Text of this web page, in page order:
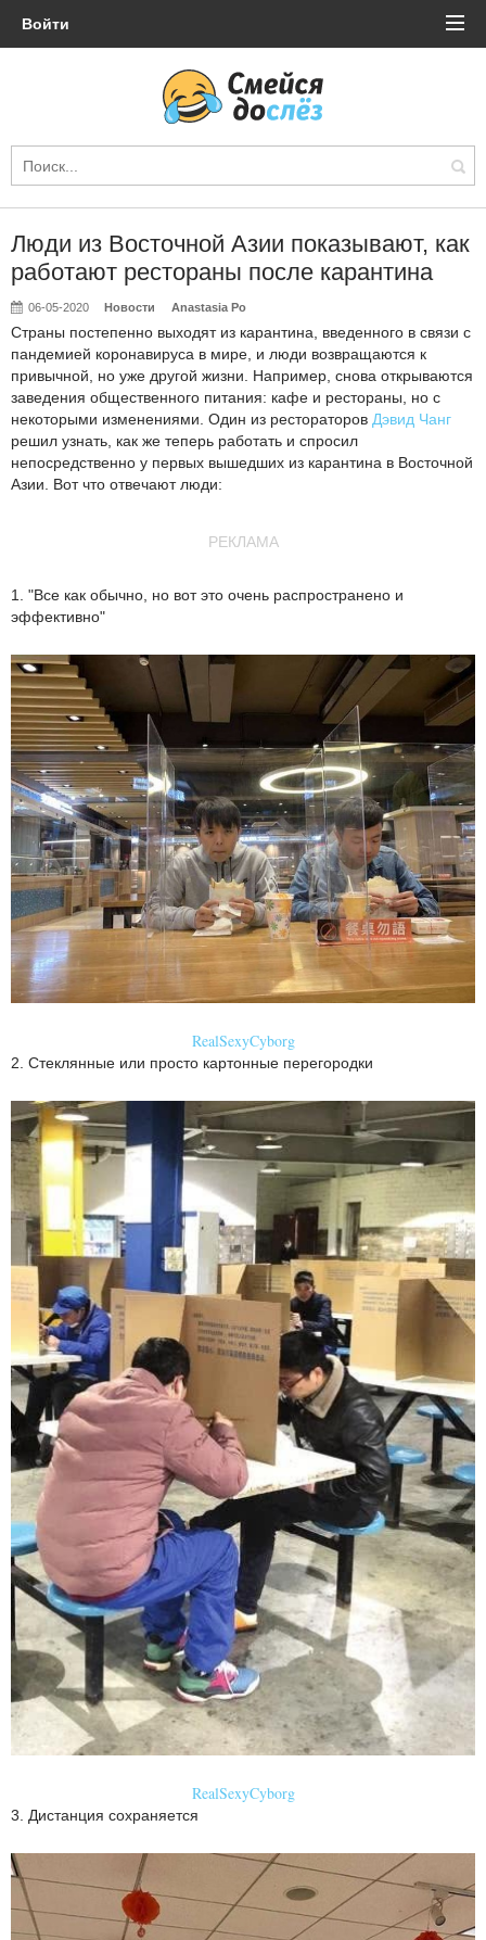
Войти
Люди из Восточной Азии показывают, как
работают рестораны после карантина
06-05-2020 Новости Anastasia Po
Страны постепенно выходят из карантина, введенного в связи с
пандемией коронавируса в мире, и люди возвращаются к
привычной, но уже другой жизни. Например, снова открываются
заведения общественного питания: кафе и рестораны, но с
некоторыми изменениями. Один из рестораторов Дэвид Чанг
решил узнать, как же теперь работать и спросил
непосредственно у первых вышедших из карантина в Восточной
Азии. Вот что отвечают люди:
РЕКЛАМА
1. "Все как обычно, но вот это очень распространено и
эффективно"
RealSexyCyborg
2. Стеклянные или просто картонные перегородки
RealSexyCyborg
3. Дистанция сохраняется